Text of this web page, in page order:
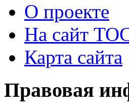
О проекте
На сайт
Карта сайта
Правовая